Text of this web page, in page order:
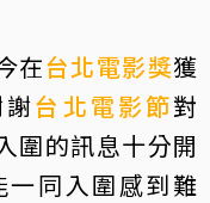
在台北電影獎獲
台北電影節對
圍的訊息十分開
同入圍感到難